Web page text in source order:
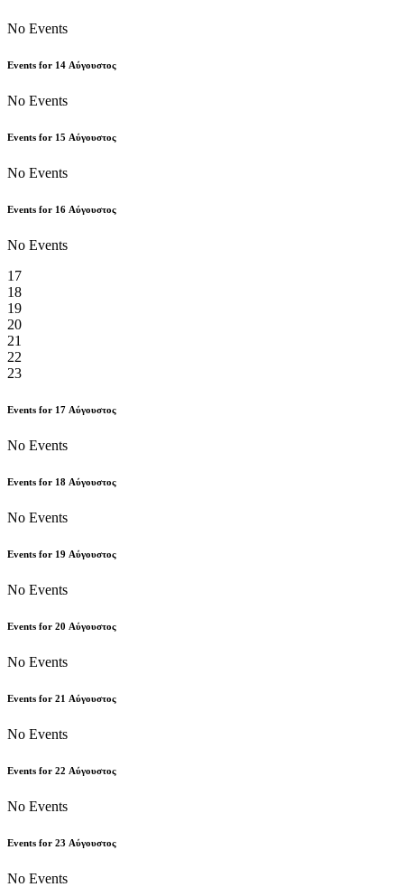
No Events
Events for 14 Αύγουστος
No Events
Events for 15 Αύγουστος
No Events
Events for 16 Αύγουστος
No Events
17
18
19
20
21
22
23
Events for 17 Αύγουστος
No Events
Events for 18 Αύγουστος
No Events
Events for 19 Αύγουστος
No Events
Events for 20 Αύγουστος
No Events
Events for 21 Αύγουστος
No Events
Events for 22 Αύγουστος
No Events
Events for 23 Αύγουστος
No Events